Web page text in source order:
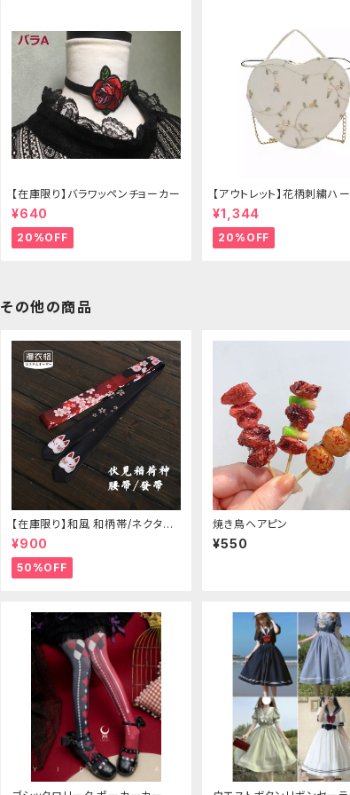
【在庫限り】バラワッペンチョーカー
¥640
20%OFF
【アウトレット】花柄刺繍ハ
グ
¥1,344
20%OFF
その他の商品
【在庫限り】和風 和柄帯/ネクタイ/
リボン（狐面/金魚
¥900
50%OFF
焼き鳥ヘアピン
¥550